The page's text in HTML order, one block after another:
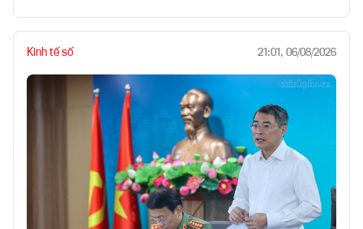
Kinh tế số 21:01, 06/08/2026